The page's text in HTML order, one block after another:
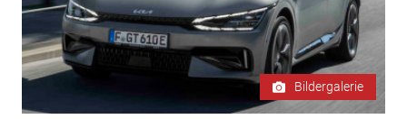
Bildergalerie